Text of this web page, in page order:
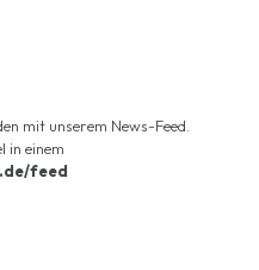
mit unserem News-Feed.
in einem
feed